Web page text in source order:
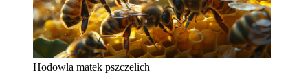
Hodowla matek pszczelich